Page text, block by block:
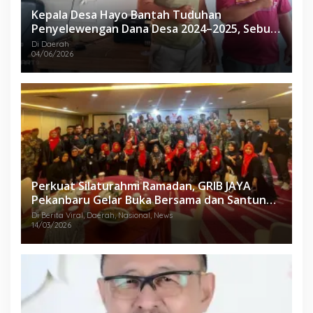
Kepala Desa Hayo Bantah Tuduhan
Penyelewengan Dana Desa 2024–2025, Sebut
Informasi yang Beredar Tidak Benar
Di Daerah
04/06/2026
Perkuat Silaturahmi Ramadan, GRIB JAYA
Pekanbaru Gelar Buka Bersama dan Santunan
Anak Yatim
Di Berita Viral, Daerah, Nasional, News
14/03/2026